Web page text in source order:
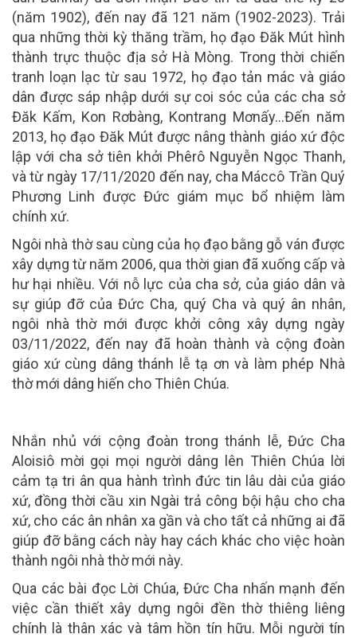
(năm 1902), đến nay đã 121 năm (1902-2023). Trải
qua những thời kỳ thăng trầm, họ đạo Đăk Mút hình
thành trực thuộc địa sở Hà Mòng. Trong thời chiến
tranh loạn lạc từ sau 1972, họ đạo tản mác và giáo
dân được sáp nhập dưới sự coi sóc của các cha sở
Đăk Kấm, Kon Rơbàng, Kontrang Mơnấy…Đến năm
2013, họ đạo Đăk Mút được nâng thành giáo xứ độc
lập với cha sở tiên khởi Phêrô Nguyễn Ngọc Thanh,
và từ ngày 17/11/2020 đến nay, cha Máccô Trần Quý
Phương Linh được Đức giám mục bổ nhiệm làm
chính xứ.
Ngôi nhà thờ sau cùng của họ đạo bằng gỗ ván được
xây dựng từ năm 2006, qua thời gian đã xuống cấp và
hư hại nhiều. Với nỗ lực của cha sở, của giáo dân và
sự giúp đỡ của Đức Cha, quý Cha và quý ân nhân,
ngôi nhà thờ mới được khởi công xây dựng ngày
03/11/2022, đến nay đã hoàn thành và cộng đoàn
giáo xứ cùng dâng thánh lễ tạ ơn và làm phép Nhà
thờ mới dâng hiến cho Thiên Chúa.
Nhắn nhủ với cộng đoàn trong thánh lễ, Đức Cha
Aloisiô mời gọi mọi người dâng lên Thiên Chúa lời
cảm tạ tri ân qua hành trình đức tin lâu dài của giáo
xứ, đồng thời cầu xin Ngài trả công bội hậu cho cha
xứ, cho các ân nhân xa gần và cho tất cả những ai đã
giúp đỡ bằng cách này hay cách khác cho việc hoàn
thành ngôi nhà thờ mới này.
Qua các bài đọc Lời Chúa, Đức Cha nhấn mạnh đến
việc cần thiết xây dựng ngôi đền thờ thiêng liêng
chính là thân xác và tâm hồn tín hữu. Mỗi người tín